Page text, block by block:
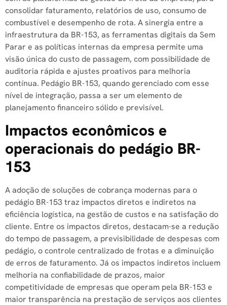
consolidar faturamento, relatórios de uso, consumo de
combustível e desempenho de rota. A sinergia entre a
infraestrutura da BR-153, as ferramentas digitais da Sem
Parar e as políticas internas da empresa permite uma
visão única do custo de passagem, com possibilidade de
auditoria rápida e ajustes proativos para melhoria
contínua. Pedágio BR-153, quando gerenciado com esse
nível de integração, passa a ser um elemento de
planejamento financeiro sólido e previsível.
Impactos econômicos e
operacionais do pedágio BR-
153
A adoção de soluções de cobrança modernas para o
pedágio BR-153 traz impactos diretos e indiretos na
eficiência logística, na gestão de custos e na satisfação do
cliente. Entre os impactos diretos, destacam-se a redução
do tempo de passagem, a previsibilidade de despesas com
pedágio, o controle centralizado de frotas e a diminuição
de erros de faturamento. Já os impactos indiretos incluem
melhoria na confiabilidade de prazos, maior
competitividade de empresas que operam pela BR-153 e
maior transparência na prestação de serviços aos clientes